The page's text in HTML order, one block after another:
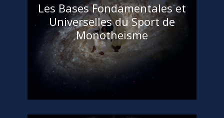
Les Bases Fondamentales et
Universelles du Sport de
Monotheisme
Chebil Ramzi
A PROPOS, Acceuil, Lois de la Nature
Universelles,
Sagesse
bagarre, base, ceder éfficacité
monotheisme , self defense
universelle vaincre victoire